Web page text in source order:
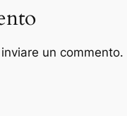
un commento.